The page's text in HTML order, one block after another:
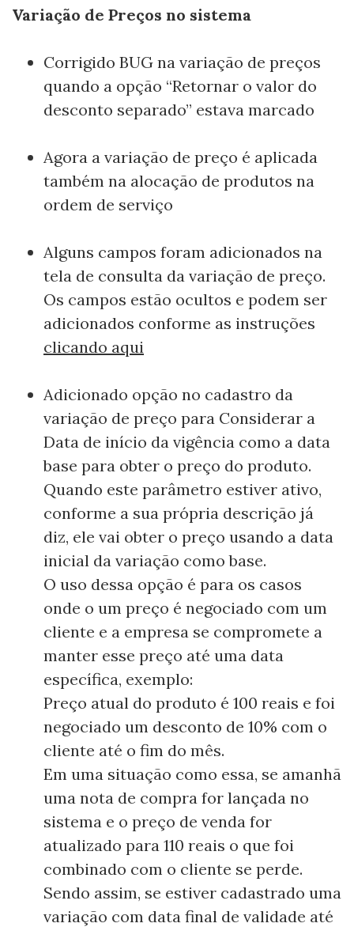
Variação de Preços no sistema
Corrigido BUG na variação de preços
quando a opção “Retornar o valor do
desconto separado” estava marcado
Agora a variação de preço é aplicada
também na alocação de produtos na
ordem de serviço
Alguns campos foram adicionados na
tela de consulta da variação de preço.
Os campos estão ocultos e podem ser
adicionados conforme as instruções
clicando aqui
Adicionado opção no cadastro da
variação de preço para Considerar a
Data de início da vigência como a data
base para obter o preço do produto.
Quando este parâmetro estiver ativo,
conforme a sua própria descrição já
diz, ele vai obter o preço usando a data
inicial da variação como base.
O uso dessa opção é para os casos
onde o um preço é negociado com um
cliente e a empresa se compromete a
manter esse preço até uma data
específica, exemplo:
Preço atual do produto é 100 reais e foi
negociado um desconto de 10% com o
cliente até o fim do mês.
Em uma situação como essa, se amanhã
uma nota de compra for lançada no
sistema e o preço de venda for
atualizado para 110 reais o que foi
combinado com o cliente se perde.
Sendo assim, se estiver cadastrado uma
variação com data final de validade até